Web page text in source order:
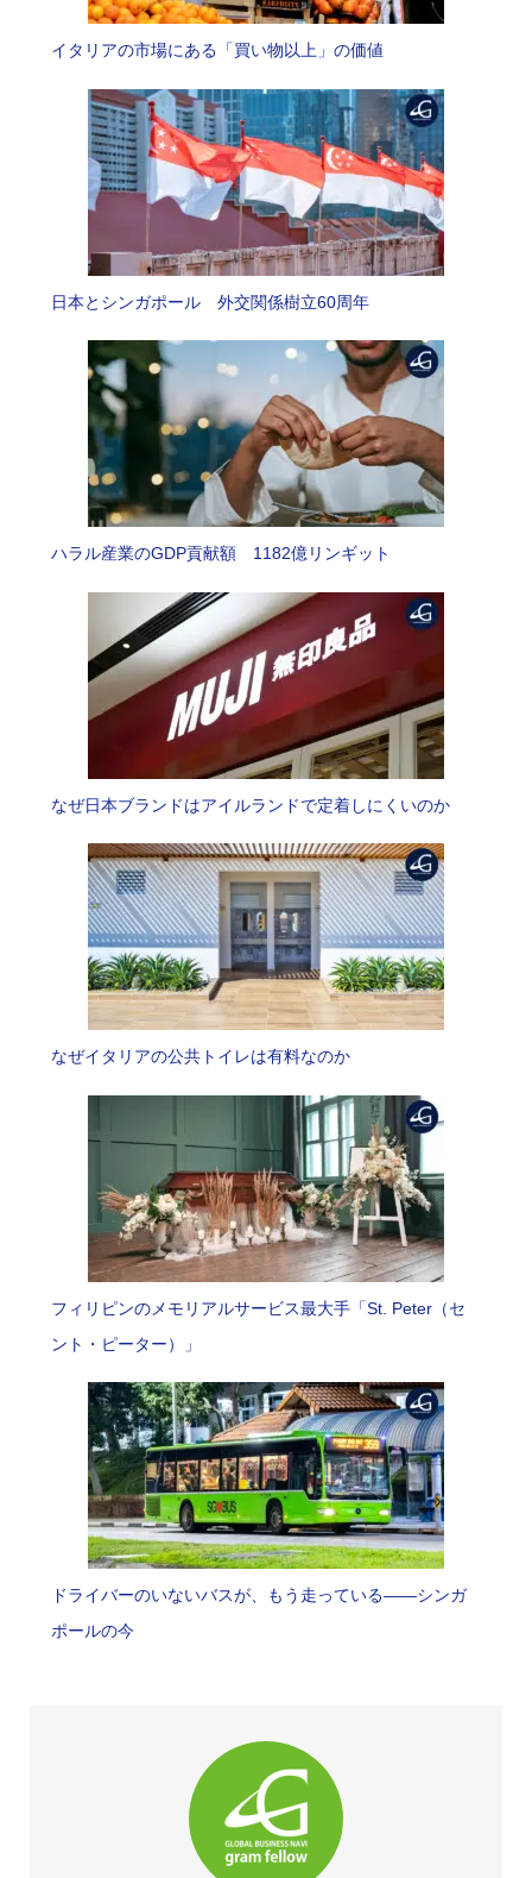
イタリアの市場にある「買い物以上」の価値
日本とシンガポール 外交関係樹立60周年
ハラル産業のGDP貢献額 1182億リンギット
なぜ日本ブランドはアイルランドで定着しにくいのか
なぜイタリアの公共トイレは有料なのか
フィリピンのメモリアルサービス最大手「St. Peter（セ
ント・ピーター）」
ドライバーのいないバスが、もう走っている――シンガ
ポールの今